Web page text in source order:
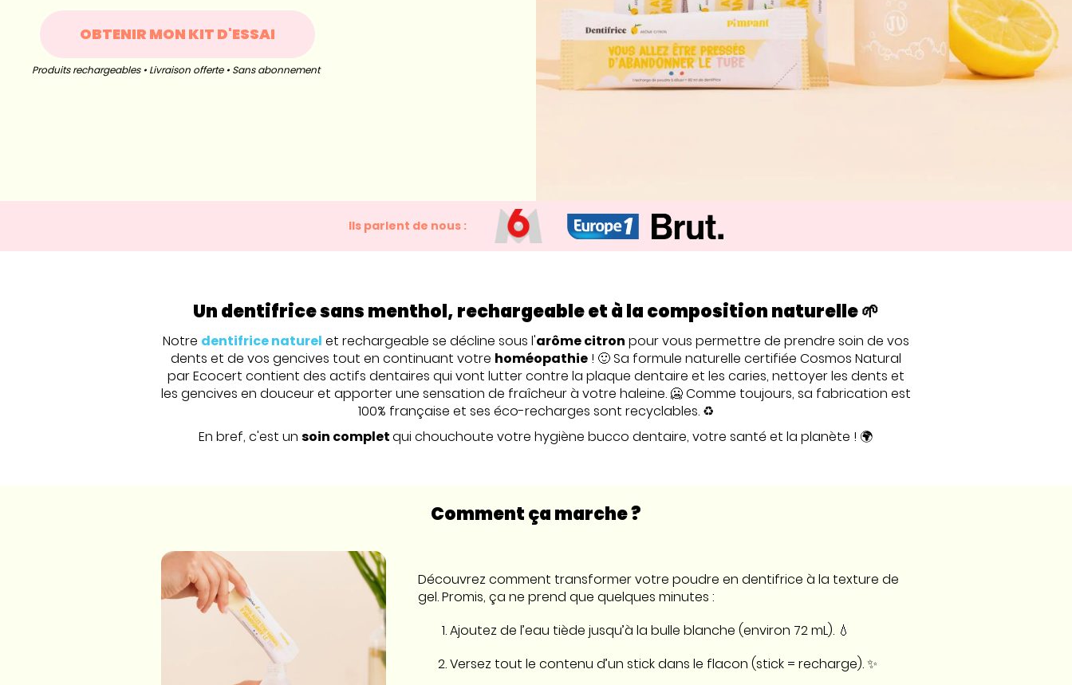
OBTENIR MON KIT D'ESSAI
Produits rechargeables • Livraison offerte • Sans abonnement
Ils parlent de nous :
Un dentifrice sans menthol, rechargeable et à la composition naturelle 🌱
Notre dentifrice naturel et rechargeable se décline sous l'arôme citron pour vous permettre de prendre soin de vos
dents et de vos gencives tout en continuant votre homéopathie! 🙂 Sa formule naturelle certifiée Cosmos Natural
par Ecocert contient des actifs dentaires qui vont lutter contre la plaque dentaire et les caries, nettoyer les dents et
les gencives en douceur et apporter une sensation de fraîcheur à votre haleine. 🥶 Comme toujours, sa fabrication est
100% française et ses éco-recharges sont recyclables. ♻️
En bref, c'est unsoin completqui chouchoute votre hygiène bucco dentaire, votre santé et la planète ! 🌍
Comment ça marche ?
Découvrez comment transformer votre poudre en dentifrice à la texture de
gel. Promis, ça ne prend que quelques minutes :
Ajoutez de l’eau tiède jusqu’à la bulle blanche (environ 72 mL). 💧
Versez tout le contenu d’un stick dans le flacon (stick = recharge). ✨